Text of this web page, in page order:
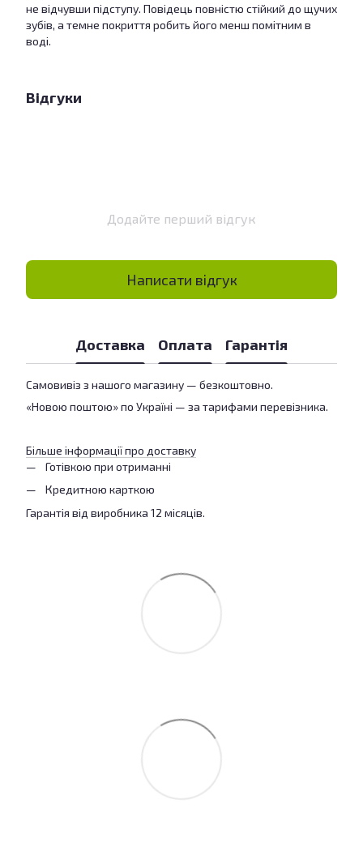
не відчувши підступу. Повідець повністю стійкий до щучих
зубів, а темне покриття робить його менш помітним в
воді.
Відгуки
Додайте перший відгук
Написати відгук
Доставка Оплата Гарантія
Самовивіз з нашого магазину — безкоштовно.
«Новою поштою» по Україні — за тарифами перевізника.
Більше інформації про доставку
Готівкою при отриманні
Кредитною карткою
Гарантія від виробника 12 місяців.